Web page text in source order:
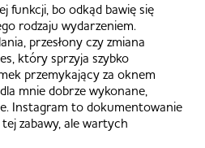
funkcji, bo odkąd bawię się
rodzaju wydarzeniem.
przesłony czy zmiana
który sprzyja szybko
przemykający za oknem
mnie dobrze wykonane,
Instagram to dokumentowanie
zabawy, ale wartych